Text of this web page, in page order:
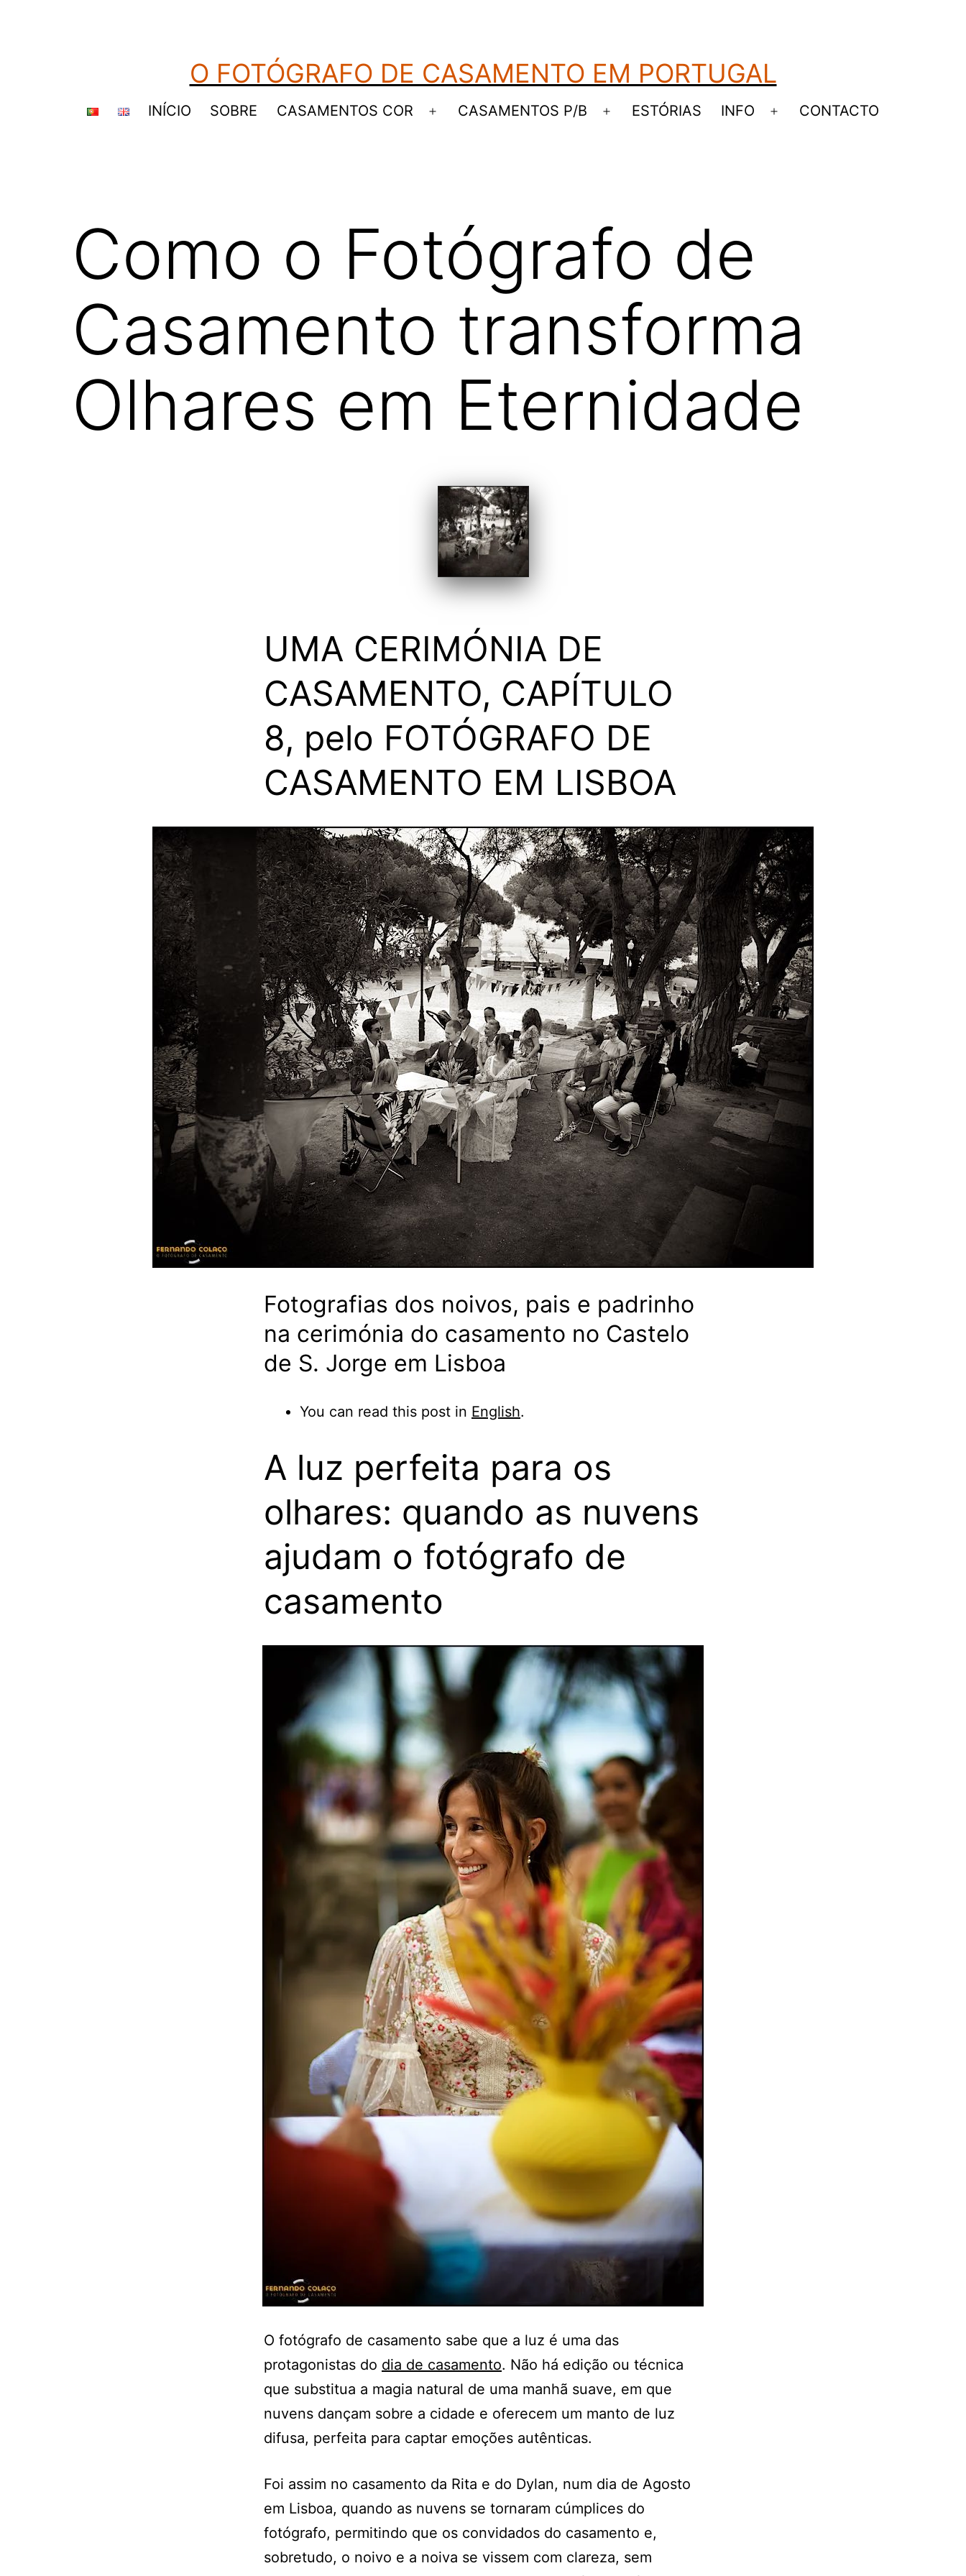
O FOTÓGRAFO DE CASAMENTO EM PORTUGAL
INÍCIO SOBRE CASAMENTOS COR
Abrir
CASAMENTOS P/B
Abrir
ESTÓRIAS INFO
Abrir
CONTACTO
Como o Fotógrafo de
Casamento transforma
Olhares em Eternidade
UMA CERIMÓNIA DE
CASAMENTO, CAPÍTULO
8, pelo FOTÓGRAFO DE
CASAMENTO EM LISBOA
Fotografias dos noivos, pais e padrinho
na cerimónia do casamento no Castelo
de S. Jorge em Lisboa
You can read this post in English.
A luz perfeita para os
olhares: quando as nuvens
ajudam o fotógrafo de
casamento
O fotógrafo de casamento sabe que a luz é uma das
protagonistas do dia de casamento. Não há edição ou técnica
que substitua a magia natural de uma manhã suave, em que
nuvens dançam sobre a cidade e oferecem um manto de luz
difusa, perfeita para captar emoções autênticas.
Foi assim no casamento da Rita e do Dylan, num dia de Agosto
em Lisboa, quando as nuvens se tornaram cúmplices do
fotógrafo, permitindo que os convidados do casamento e,
sobretudo, o noivo e a noiva se vissem com clareza, sem